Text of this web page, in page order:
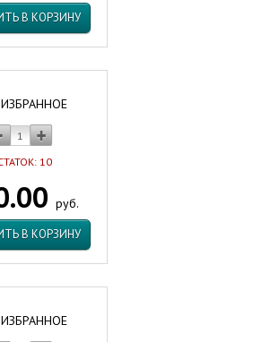
В КОРЗИНУ
10
руб.
В КОРЗИНУ